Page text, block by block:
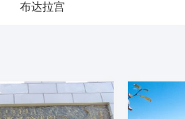
布达拉宫